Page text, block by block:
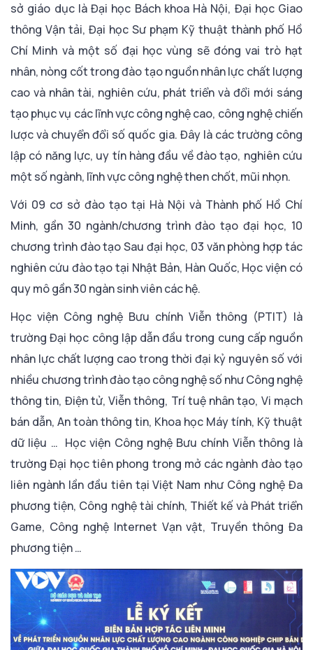
sở giáo dục là Đại học Bách khoa Hà Nội, Đại học Giao
thông Vận tải, Đại học Sư phạm Kỹ thuật thành phố Hồ
Chí Minh và một số đại học vùng sẽ đóng vai trò hạt
nhân, nòng cốt trong đào tạo nguồn nhân lực chất lượng
cao và nhân tài, nghiên cứu, phát triển và đổi mới sáng
tạo phục vụ các lĩnh vực công nghệ cao, công nghệ chiến
lược và chuyển đổi số quốc gia. Đây là các trường công
lập có năng lực, uy tín hàng đầu về đào tạo, nghiên cứu
một số ngành, lĩnh vực công nghệ then chốt, mũi nhọn.
Với 09 cơ sở đào tạo tại Hà Nội và Thành phố Hồ Chí
Minh, gần 30 ngành/chương trình đào tạo đại học, 10
chương trình đào tạo Sau đại học, 03 văn phòng hợp tác
nghiên cứu đào tạo tại Nhật Bản, Hàn Quốc, Học viện có
quy mô gần 30 ngàn sinh viên các hệ.
Học viện Công nghệ Bưu chính Viễn thông (PTIT) là
trường Đại học công lập dẫn đầu trong cung cấp nguồn
nhân lực chất lượng cao trong thời đại kỷ nguyên số với
nhiều chương trình đào tạo công nghệ số như Công nghệ
thông tin, Điện tử, Viễn thông, Trí tuệ nhân tạo, Vi mạch
bán dẫn, An toàn thông tin, Khoa học Máy tính, Kỹ thuật
dữ liệu … Học viện Công nghệ Bưu chính Viễn thông là
trường Đại học tiên phong trong mở các ngành đào tạo
liên ngành lần đầu tiên tại Việt Nam như Công nghệ Đa
phương tiện, Công nghệ tài chính, Thiết kế và Phát triển
Game, Công nghệ Internet Vạn vật, Truyền thông Đa
phương tiện …